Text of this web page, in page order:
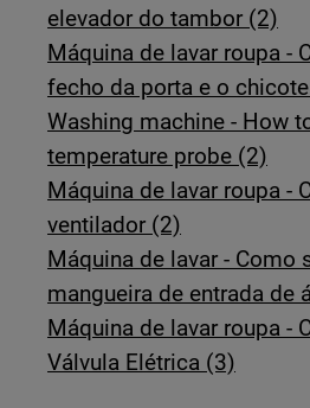
elevador do tambor (2)
Máquina de lavar roupa -
fecho da porta e o
Washing machine - How
temperature probe (2)
Máquina de lavar roupa -
ventilador (2)
Máquina de lavar - Como
mangueira de entrada de
Máquina de lavar roupa -
Válvula Elétrica (3)